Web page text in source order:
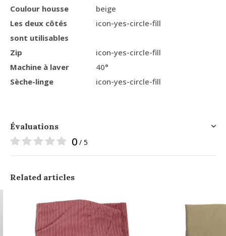
Coulour housse
beige
Les deux côtés
sont utilisables
icon-yes-circle-fill
Zip
icon-yes-circle-fill
Machine à laver
40°
Sèche-linge
icon-yes-circle-fill
Évaluations
0 / 5
Related articles